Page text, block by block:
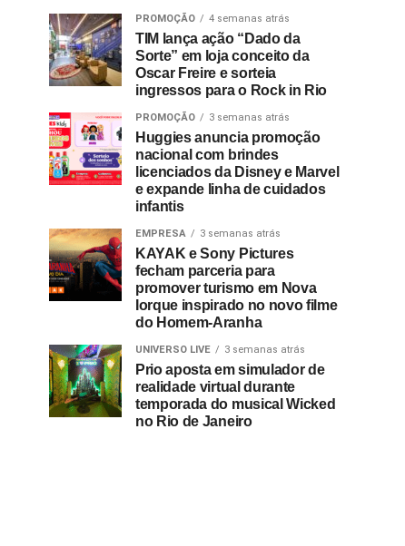
PROMOÇÃO 4 semanas atrás
TIM lança ação “Dado da
Sorte” em loja conceito da
Oscar Freire e sorteia
ingressos para o Rock in Rio
PROMOÇÃO 3 semanas atrás
Huggies anuncia promoção
nacional com brindes
licenciados da Disney e Marvel
e expande linha de cuidados
infantis
EMPRESA 3 semanas atrás
KAYAK e Sony Pictures
fecham parceria para
promover turismo em Nova
Iorque inspirado no novo filme
do Homem-Aranha
UNIVERSO LIVE 3 semanas atrás
Prio aposta em simulador de
realidade virtual durante
temporada do musical Wicked
no Rio de Janeiro